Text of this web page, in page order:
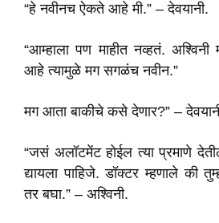
“हे नवीनच ऐकते आहे मी.” – देवयानी.
“आम्हाला पण माहीत नव्हतं. अश्विनी
आहे त्यामुळे मग सगळंच नवीन.”
मग आता बाकीचे कसे देणार?” –
“जसं अलॉटमेंट होईल त्या प्रमाणे
द्यायला पाहिजे. डॉक्टर म्हणाले की
तर बघा.” – अश्विनी.